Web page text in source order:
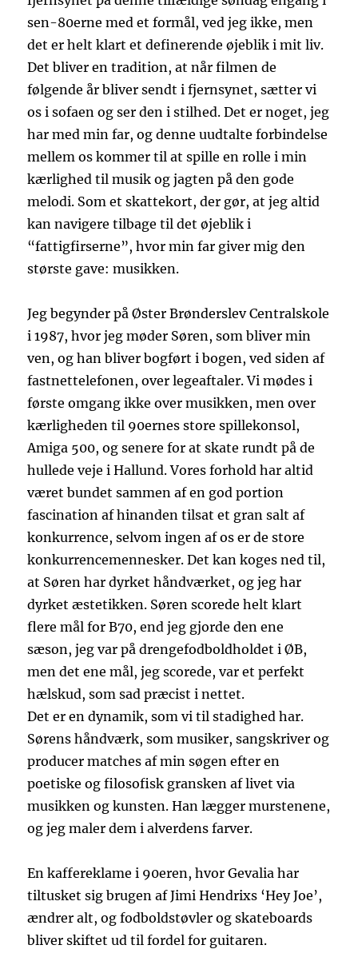
sen-80erne med et formål, ved jeg ikke, men
det er helt klart et definerende øjeblik i mit liv.
Det bliver en tradition, at når filmen de
følgende år bliver sendt i fjernsynet, sætter vi
os i sofaen og ser den i stilhed. Det er noget, jeg
har med min far, og denne uudtalte forbindelse
mellem os kommer til at spille en rolle i min
kærlighed til musik og jagten på den gode
melodi. Som et skattekort, der gør, at jeg altid
kan navigere tilbage til det øjeblik i
“fattigfirserne”, hvor min far giver mig den
største gave: musikken.
Jeg begynder på Øster Brønderslev Centralskole
i 1987, hvor jeg møder Søren, som bliver min
ven, og han bliver bogført i bogen, ved siden af
fastnettelefonen, over legeaftaler. Vi mødes i
første omgang ikke over musikken, men over
kærligheden til 90ernes store spillekonsol,
Amiga 500, og senere for at skate rundt på de
hullede veje i Hallund. Vores forhold har altid
været bundet sammen af en god portion
fascination af hinanden tilsat et gran salt af
konkurrence, selvom ingen af os er de store
konkurrencemennesker. Det kan koges ned til,
at Søren har dyrket håndværket, og jeg har
dyrket æstetikken. Søren scorede helt klart
flere mål for B70, end jeg gjorde den ene
sæson, jeg var på drengefodboldholdet i ØB,
men det ene mål, jeg scorede, var et perfekt
hælskud, som sad præcist i nettet.
Det er en dynamik, som vi til stadighed har.
Sørens håndværk, som musiker, sangskriver og
producer matches af min søgen efter en
poetiske og filosofisk gransken af livet via
musikken og kunsten. Han lægger murstenene,
og jeg maler dem i alverdens farver.
En kaffereklame i 90eren, hvor Gevalia har
tiltusket sig brugen af Jimi Hendrixs ‘Hey Joe’,
ændrer alt, og fodboldstøvler og skateboards
bliver skiftet ud til fordel for guitaren.